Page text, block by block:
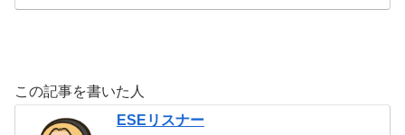
この記事を書いた人
ESEリスナー